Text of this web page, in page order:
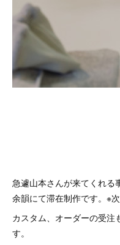
急遽山本さんが来てくれる
余韻にて滞在制作です。※
カスタム、オーダーの受注
す。